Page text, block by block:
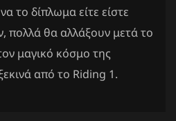
το δίπλωμα είτε είστε
θα αλλάξουν μετά το
μαγικό κόσμο της
από το Riding 1.